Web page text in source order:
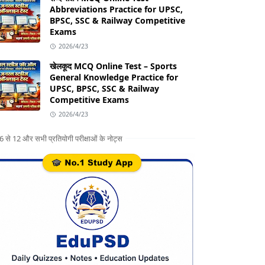
Abbreviations Practice for UPSC,
BPSC, SSC & Railway Competitive
Exams
2026/4/23
खेलकूद MCQ Online Test – Sports
General Knowledge Practice for
UPSC, BPSC, SSC & Railway
Competitive Exams
2026/4/23
6 से 12 और सभी प्रतियोगी परीक्षाओं के नोट्स